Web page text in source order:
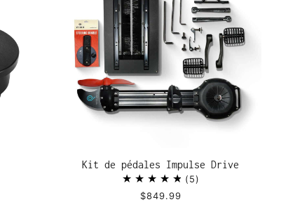
Kit de pédales Impulse Drive
5
$849.99